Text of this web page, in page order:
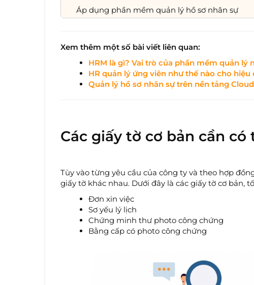
Áp dụng phần mềm quản lý hồ sơ nhân sự
Xem thêm một số bài viết liên quan:
HRM là gì? Vai trò của phần mềm quản lý
HR quản lý ứng viên như thế nào cho
Quản lý hồ sơ nhân sự trên nền tảng
Các giấy tờ cơ bản cần
Tùy vào từng yêu cầu của công ty và theo hợp
giấy tờ khác nhau. Dưới đây là các giấy tờ cơ bản,
Đơn xin việc
Sơ yếu lý lịch
Chứng minh thư photo công chứng
Bằng cấp có photo công chứng